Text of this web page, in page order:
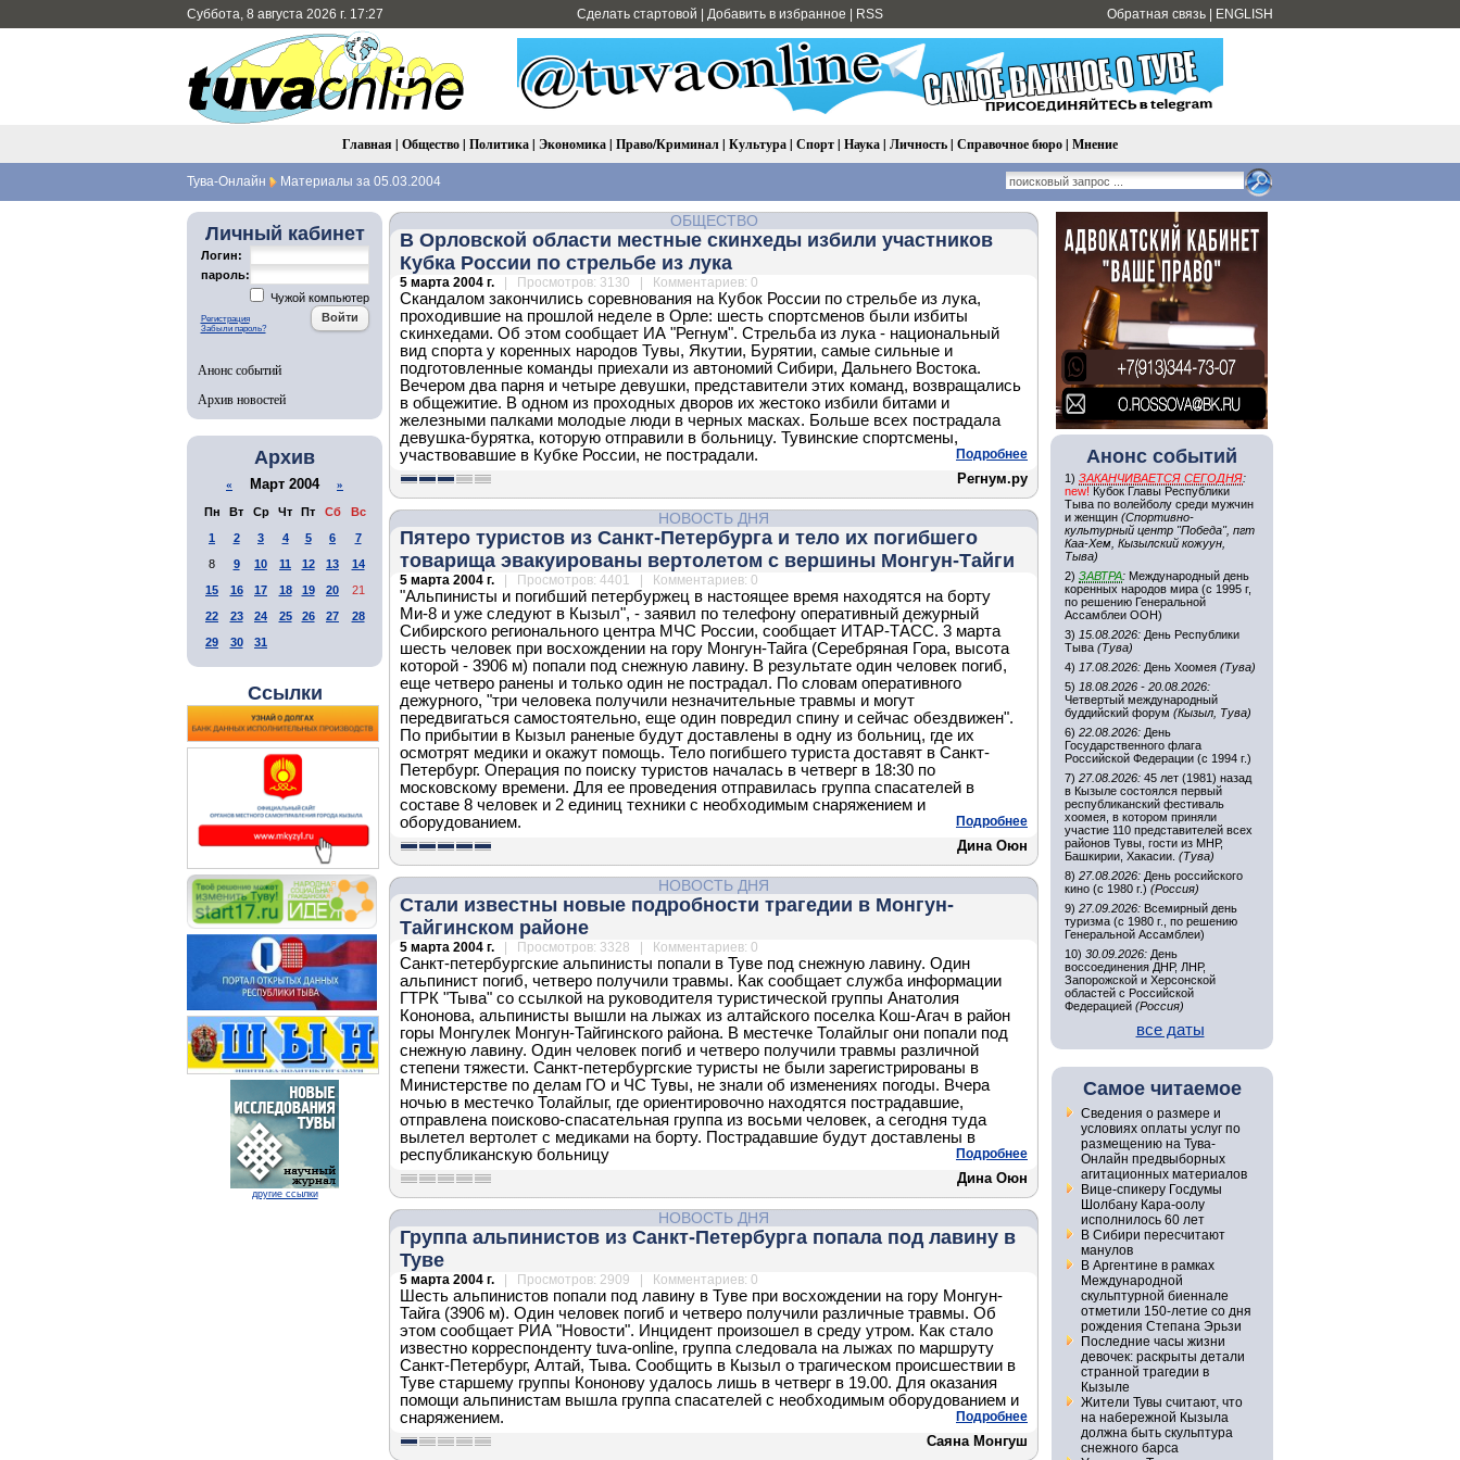
Суббота, 8 августа 2026 г. 17:27 Сделать стартовой Добавить в избранное RSS Обратная связь ENGLISH
Главная | Общество| Политика| Экономика| Право/Криминал| Культура| Спорт| Наука| Личность| Справочное бюро| Мнение
Тува-Онлайн Материалы за 05.03.2004
Личный кабинет
Логин:
пароль:
Чужой компьютер
Регистрация
Забыли пароль?
Анонс событий
Архив новостей
Архив
« Март 2004 »
Пн Вт Ср Чт Пт Сб
Вс
1
2 3 4 5 6
7
8
9 10 11 12 13
14
15
16 17 18 19 20
21
22
23 24 25 26 27
28
29
30 31
Ссылки
другие ссылки
ОБЩЕСТВО
В Орловской области местные скинхеды избили участников
Кубка России по стрельбе из лука
5 марта 2004 г. | Просмотров: 3130 | Комментариев: 0
Скандалом закончились соревнования на Кубок России по стрельбе из лука,
проходившие на прошлой неделе в Орле: шесть спортсменов были избиты
скинхедами. Об этом сообщает ИА "Регнум". Стрельба из лука - национальный
вид спорта у коренных народов Тувы, Якутии, Бурятии, самые сильные и
подготовленные команды приехали из автономий Сибири, Дальнего Востока.
Вечером два парня и четыре девушки, представители этих команд, возвращались
в общежитие. В одном из проходных дворов их жестоко избили битами и
железными палками молодые люди в черных масках. Больше всех пострадала
девушка-бурятка, которую отправили в больницу. Тувинские спортсмены,
участвовавшие в Кубке России, не пострадали.
Подробнее
Регнум.ру
НОВОСТЬ ДНЯ
Пятеро туристов из Санкт-Петербурга и тело их погибшего
товарища эвакуированы вертолетом c вершины Монгун-Тайги
5 марта 2004 г. | Просмотров: 4401 | Комментариев: 0
"Альпинисты и погибший петербуржец в настоящее время находятся на борту
Ми-8 и уже следуют в Кызыл", - заявил по телефону оперативный дежурный
Сибирского регионального центра МЧС России, сообщает ИТАР-ТАСС. 3 марта
шесть человек при восхождении на гору Монгун-Тайга (Серебряная Гора, высота
которой - 3906 м) попали под снежную лавину. В результате один человек погиб,
еще четверо ранены и только один не пострадал. По словам оперативного
дежурного, "три человека получили незначительные травмы и могут
передвигаться самостоятельно, еще один повредил спину и сейчас обездвижен".
По прибытии в Кызыл раненые будут доставлены в одну из больниц, где их
осмотрят медики и окажут помощь. Тело погибшего туриста доставят в Санкт-
Петербург. Операция по поиску туристов началась в четверг в 18:30 по
московскому времени. Для ее проведения отправилась группа спасателей в
составе 8 человек и 2 единиц техники с необходимым снаряжением и
оборудованием.
Подробнее
Дина Оюн
НОВОСТЬ ДНЯ
Стали известны новые подробности трагедии в Монгун-
Тайгинском районе
5 марта 2004 г. | Просмотров: 3328 | Комментариев: 0
Санкт-петербургские альпинисты попали в Туве под снежную лавину. Один
альпинист погиб, четверо получили травмы. Как сообщает служба информации
ГТРК "Тыва" со ссылкой на руководителя туристической группы Анатолия
Кононова, альпинисты вышли на лыжах из алтайского поселка Кош-Агач в район
горы Монгулек Монгун-Тайгинского района. В местечке Толайлыг они попали под
снежную лавину. Один человек погиб и четверо получили травмы различной
степени тяжести. Санкт-петербургские туристы не были зарегистрированы в
Министерстве по делам ГО и ЧС Тувы, не знали об изменениях погоды. Вчера
ночью в местечко Толайлыг, где ориентировочно находятся пострадавшие,
отправлена поисково-спасательная группа из восьми человек, а сегодня туда
вылетел вертолет с медиками на борту. Пострадавшие будут доставлены в
республиканскую больницу
Подробнее
Дина Оюн
НОВОСТЬ ДНЯ
Группа альпинистов из Санкт-Петербурга попала под лавину в
Туве
5 марта 2004 г. | Просмотров: 2909 | Комментариев: 0
Шесть альпинистов попали под лавину в Туве при восхождении на гору Монгун-
Тайга (3906 м). Один человек погиб и четверо получили различные травмы. Об
этом сообщает РИА "Новости". Инцидент произошел в среду утром. Как стало
известно корреспонденту tuva-online, группа следовала на лыжах по маршруту
Санкт-Петербург, Алтай, Тыва. Сообщить в Кызыл о трагическом происшествии в
Туве старшему группы Кононову удалось лишь в четверг в 19.00. Для оказания
помощи альпинистам вышла группа спасателей с необходимым оборудованием и
снаряжением.
Подробнее
Саяна Монгуш
Анонс событий
1) ЗАКАНЧИВАЕТСЯ СЕГОДНЯ:
new! Кубок Главы Республики
Тыва по волейболу среди мужчин
и женщин (Спортивно-
культурный центр "Победа", пгт
Каа-Хем, Кызылский кожуун,
Тыва)
2) ЗАВТРА: Международный день
коренных народов мира (с 1995 г,
по решению Генеральной
Ассамблеи ООН)
3) 15.08.2026: День Республики
Тыва (Тува)
4) 17.08.2026: День Хоомея (Тува)
5) 18.08.2026 - 20.08.2026:
Четвертый международный
буддийский форум (Кызыл, Тува)
6) 22.08.2026: День
Государственного флага
Российской Федерации (с 1994 г.)
7) 27.08.2026: 45 лет (1981) назад
в Кызыле состоялся первый
республиканский фестиваль
хоомея, в котором приняли
участие 110 представителей всех
районов Тувы, гости из МНР,
Башкирии, Хакасии. (Тува)
8) 27.08.2026: День российского
кино (с 1980 г.) (Россия)
9) 27.09.2026: Всемирный день
туризма (с 1980 г., по решению
Генеральной Ассамблеи)
10) 30.09.2026: День
воссоединения ДНР, ЛНР,
Запорожской и Херсонской
областей с Российской
Федерацией (Россия)
все даты
Самое читаемое
Сведения о размере и
условиях оплаты услуг по
размещению на Тува-
Онлайн предвыборных
агитационных материалов
Вице-спикеру Госдумы
Шолбану Кара-оолу
исполнилось 60 лет
В Сибири пересчитают
манулов
В Аргентине в рамках
Международной
скульптурной биеннале
отметили 150-летие со дня
рождения Степана Эрьзи
Последние часы жизни
девочек: раскрыты детали
странной трагедии в
Кызыле
Жители Тувы считают, что
на набережной Кызыла
должна быть скульптура
снежного барса